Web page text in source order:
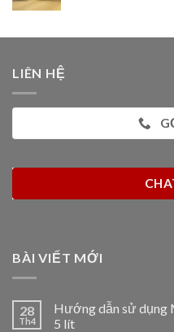
LIÊN HỆ
BÀI VIẾT MỚI
28
Th4
Hướng dẫn sử dụng
5 lít